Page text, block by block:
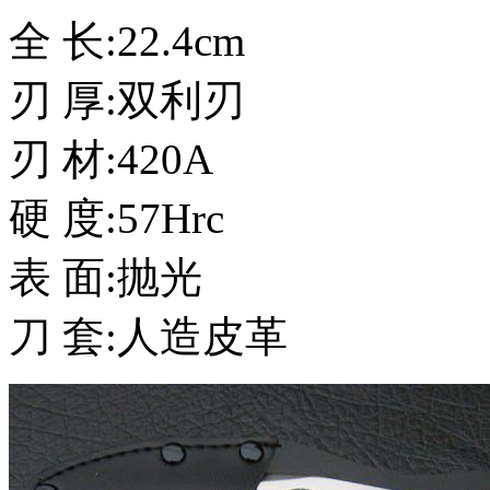
全 长:22.4cm
刃 厚:双利刃
刃 材:420A
硬 度:57Hrc
表 面:抛光
刀 套:人造皮革